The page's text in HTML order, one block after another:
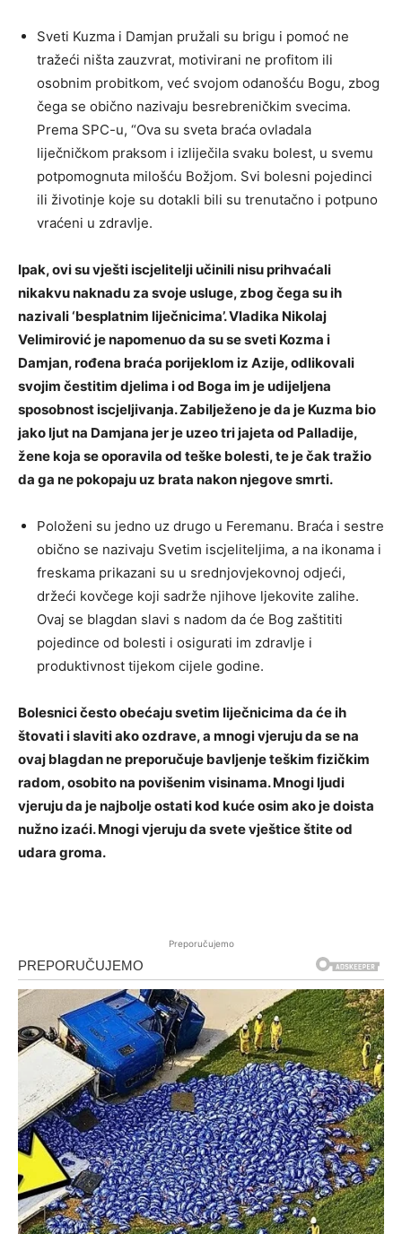
Sveti Kuzma i Damjan pružali su brigu i pomoć ne
tražeći ništa zauzvrat, motivirani ne profitom ili
osobnim probitkom, već svojom odanošću Bogu, zbog
čega se obično nazivaju besrebreničkim svecima.
Prema SPC-u, “Ova su sveta braća ovladala
liječničkom praksom i izliječila svaku bolest, u svemu
potpomognuta milošću Božjom. Svi bolesni pojedinci
ili životinje koje su dotakli bili su trenutačno i potpuno
vraćeni u zdravlje.
Ipak, ovi su vješti iscjelitelji učinili nisu prihvaćali
nikakvu naknadu za svoje usluge, zbog čega su ih
nazivali ‘besplatnim liječnicima’. Vladika Nikolaj
Velimirović je napomenuo da su se sveti Kozma i
Damjan, rođena braća porijeklom iz Azije, odlikovali
svojim čestitim djelima i od Boga im je udijeljena
sposobnost iscjeljivanja. Zabilježeno je da je Kuzma bio
jako ljut na Damjana jer je uzeo tri jajeta od Palladije,
žene koja se oporavila od teške bolesti, te je čak tražio
da ga ne pokopaju uz brata nakon njegove smrti.
Položeni su jedno uz drugo u Feremanu. Braća i sestre
obično se nazivaju Svetim iscjeliteljima, a na ikonama i
freskama prikazani su u srednjovjekovnoj odjeći,
držeći kovčege koji sadrže njihove ljekovite zalihe.
Ovaj se blagdan slavi s nadom da će Bog zaštititi
pojedince od bolesti i osigurati im zdravlje i
produktivnost tijekom cijele godine.
Bolesnici često obećaju svetim liječnicima da će ih
štovati i slaviti ako ozdrave, a mnogi vjeruju da se na
ovaj blagdan ne preporučuje bavljenje teškim fizičkim
radom, osobito na povišenim visinama. Mnogi ljudi
vjeruju da je najbolje ostati kod kuće osim ako je doista
nužno izaći. Mnogi vjeruju da svete vještice štite od
udara groma.
Preporučujemo